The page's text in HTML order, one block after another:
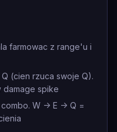
farmowac z range'u i
(cien rzuca swoje Q).
damage spike
W -> E -> Q =